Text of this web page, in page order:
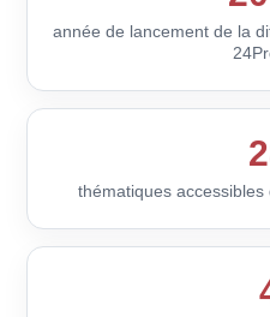
année de lancement de la
thématiques